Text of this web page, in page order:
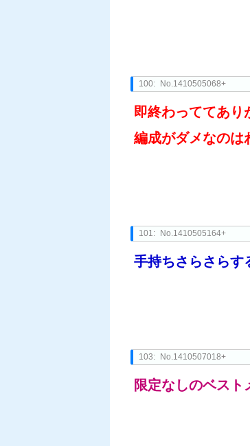
100: No.1410505068+
即終わっててあり
編成がダメなのは
101: No.1410505164+
手持ちさらさらす
103: No.1410507018+
限定なしのベス